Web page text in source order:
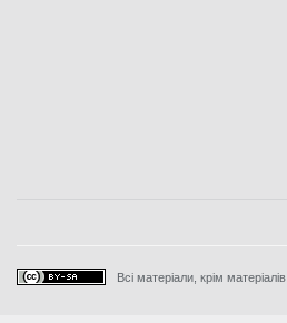
Всі матеріали, крім